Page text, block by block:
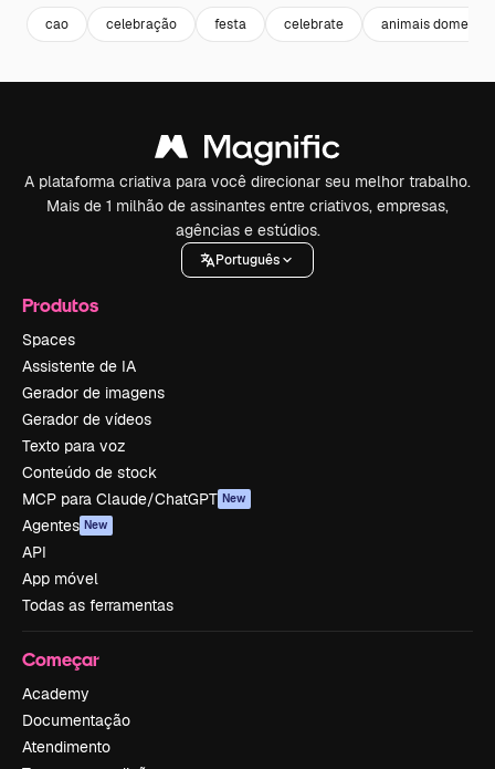
cao celebração festa celebrate animais
A plataforma criativa para você direcionar seu melhor trabalho.
Mais de 1 milhão de assinantes entre criativos, empresas,
agências e estúdios.
Português
Produtos
Spaces
Assistente de IA
Gerador de imagens
Gerador de vídeos
Texto para voz
Conteúdo de stock
MCP para Claude/ChatGPT New
Agentes New
API
App móvel
Todas as ferramentas
Começar
Academy
Documentação
Atendimento